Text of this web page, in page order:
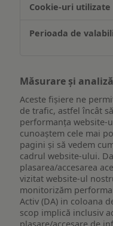
Măsurare și analiză
Aceste fișiere ne
de trafic, astfel încât
performanța website-
cunoaștem cele mai
pagini și să vedem
cadrul website-ului.
plasarea/accesarea
vizitat website-ul
monitorizăm
Activ (DA) in coloana
scop implică inclusiv
plasare/accesare de